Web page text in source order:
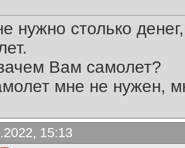
нужно столько
Вам самолет?
мне не нужен,
15:13